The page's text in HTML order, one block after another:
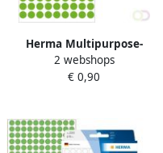
Herma Multipurpose-
etiketten Ã 8 mm rond fluor
groen permanent hechtend
2 webshops
€ 0,90